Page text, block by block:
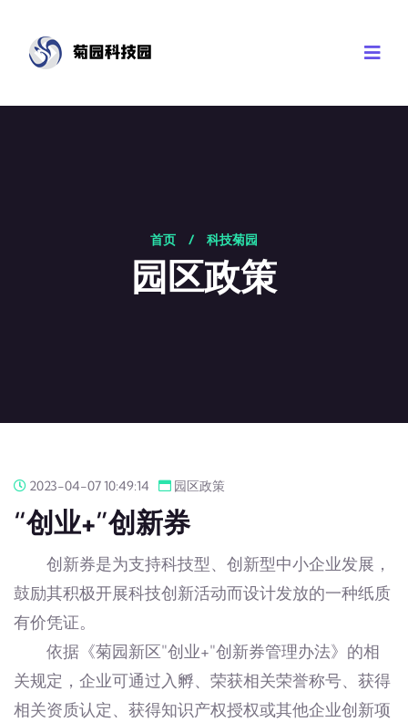
首页 / 科技菊园
园区政策
2023-04-07 10:49:14 园区政策
“创业+”创新券
创新券是为支持科技型、创新型中小企业发展，
鼓励其积极开展科技创新活动而设计发放的一种纸质
有价凭证。
依据《菊园新区"创业+"创新券管理办法》的相
关规定，企业可通过入孵、荣获相关荣誉称号、获得
相关资质认定、获得知识产权授权或其他企业创新项